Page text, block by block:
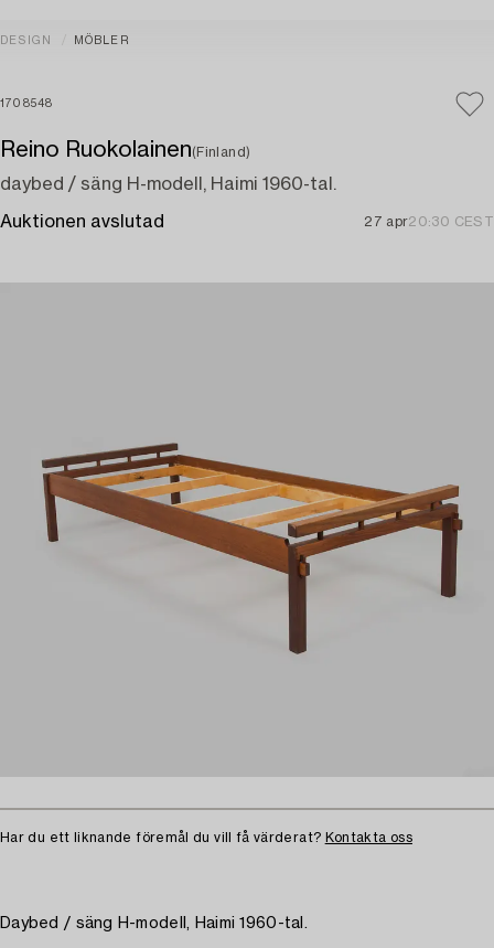
DESIGN MÖBLER
1708548
Reino Ruokolainen(Finland)
daybed / säng H-modell, Haimi 1960-tal.
Auktionen avslutad 27 apr20:30 CEST
Har du ett liknande föremål du vill få värderat? Kontakta oss
Daybed / säng H-modell, Haimi 1960-tal.